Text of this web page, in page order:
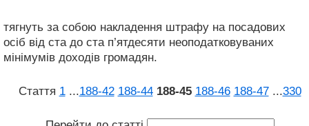
тягнуть за собою накладення штрафу на посадових
осіб від ста до ста п’ятдесяти неоподатковуваних
мінімумів доходів громадян.
Стаття 1 ...188‑42 188‑44 188‑45 188‑46 188‑47 ...330